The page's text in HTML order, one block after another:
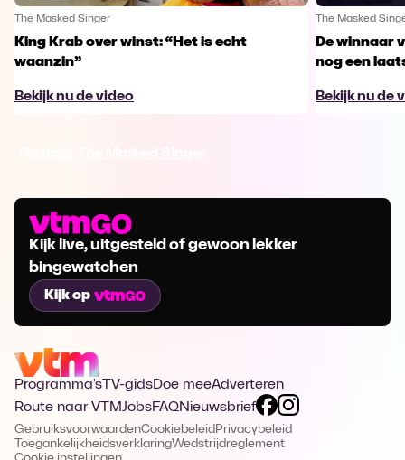
The Masked Singer
King Krab over winst: “Het is echt
waanzin”
Bekijk nu de video
The Masked
De winnaar
nog een
Bekijk nu de
Kijk live, uitgesteld of gewoon lekker
bingewatchen
Kijk op
Programma's TV-gidsDoe meeAdverteren
Route naar VTMJobsFAQNieuwsbrief
GebruiksvoorwaardenCookiebeleid Privacybeleid
ToegankelijkheidsverklaringWedstrijdreglement